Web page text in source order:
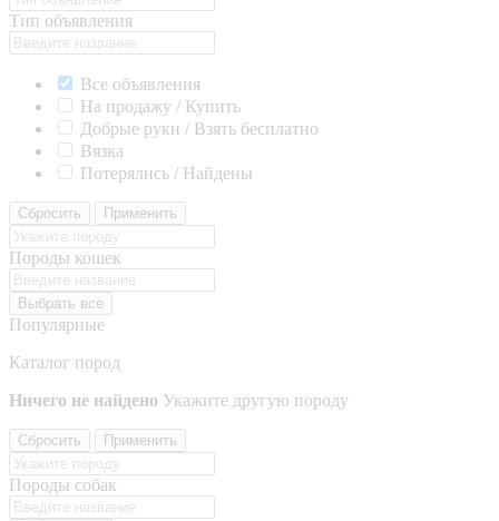
Тип объявления
Все объявления
На продажу / Купить
Добрые руки / Взять бесплатно
Вязка
Потерялись / Найдены
Сбросить Применить
Породы кошек
Выбрать все
Популярные
Каталог пород
Ничего не найдено Укажите другую породу
Сбросить Применить
Породы собак